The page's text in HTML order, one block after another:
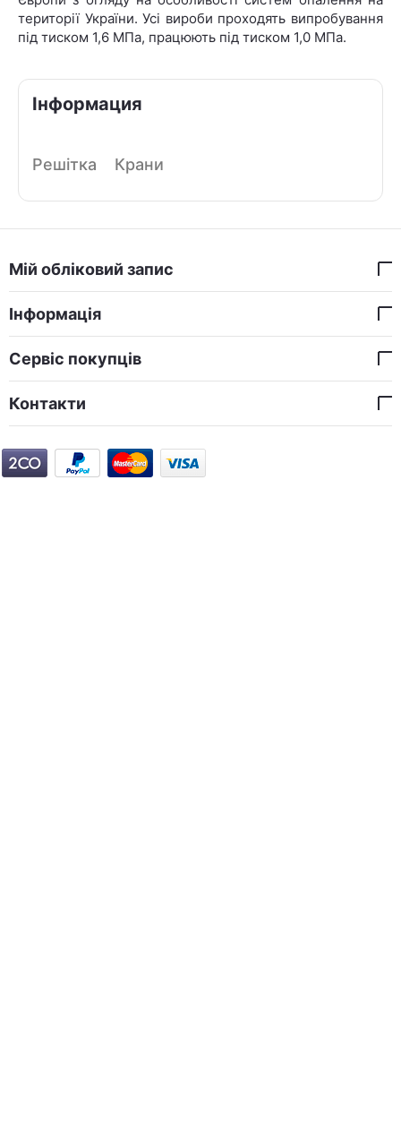
території України. Усі вироби проходять випробування
під тиском 1,6 МПа, працюють під тиском 1,0 МПа.
Інформация
Решітка Крани
Мій обліковий запис
Інформація
Сервіс покупців
Контакти